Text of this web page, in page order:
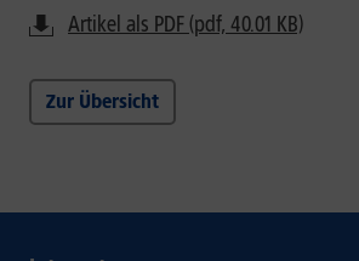
Artikel als PDF (pdf, 40.01 KB)
Zur Übersicht